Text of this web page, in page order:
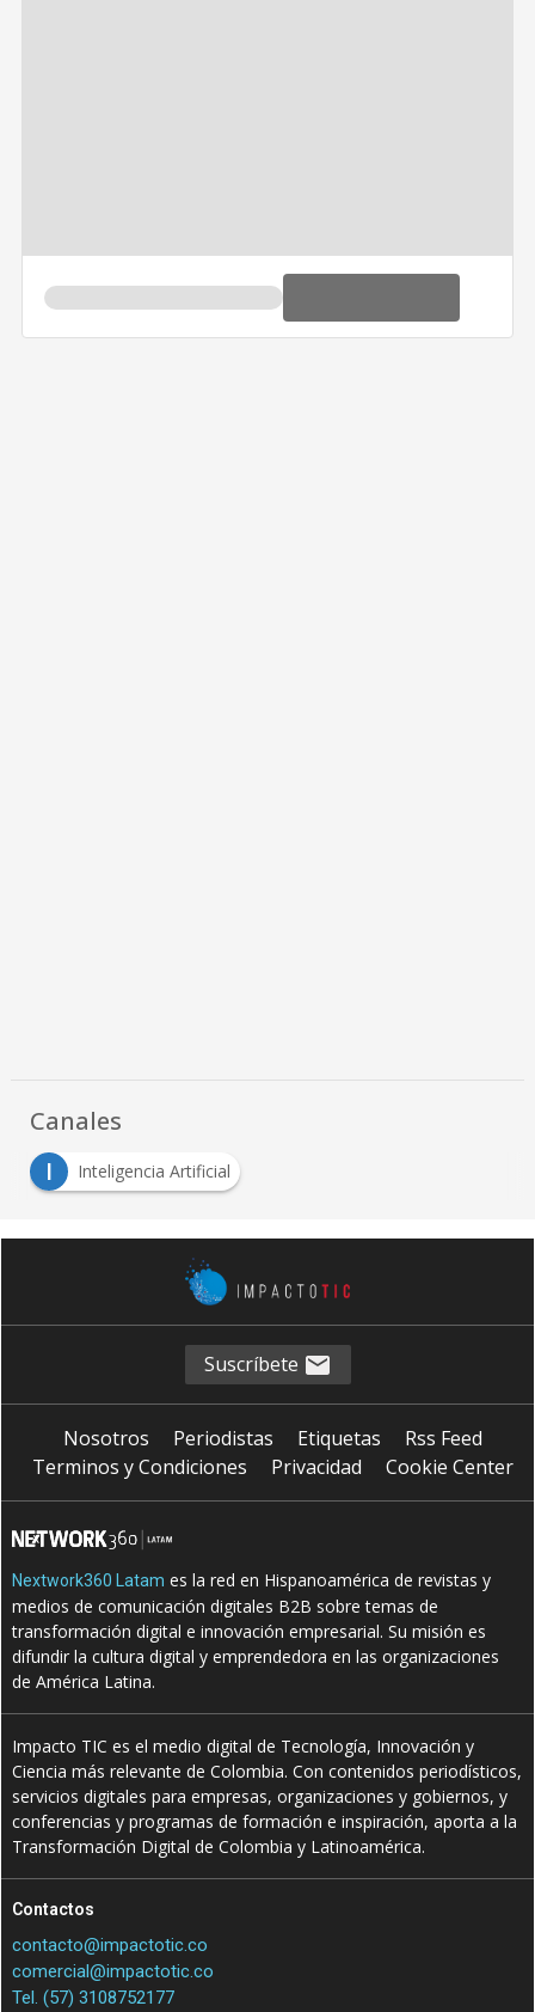
Canales
I
Inteligencia Artificial
Suscríbete
Nosotros Periodistas Etiquetas
Rss Feed
Terminos y Condiciones
Privacidad Cookie Center
Nextwork360 Latam es la red en Hispanoamérica de revistas y
medios de comunicación digitales B2B sobre temas de
transformación digital e innovación empresarial. Su misión es
difundir la cultura digital y emprendedora en las organizaciones
de América Latina.
Impacto TIC es el medio digital de Tecnología, Innovación y
Ciencia más relevante de Colombia. Con contenidos periodísticos,
servicios digitales para empresas, organizaciones y gobiernos, y
conferencias y programas de formación e inspiración, aporta a la
Transformación Digital de Colombia y Latinoamérica.
Contactos
contacto@impactotic.co
comercial@impactotic.co
Tel. (57) 3108752177